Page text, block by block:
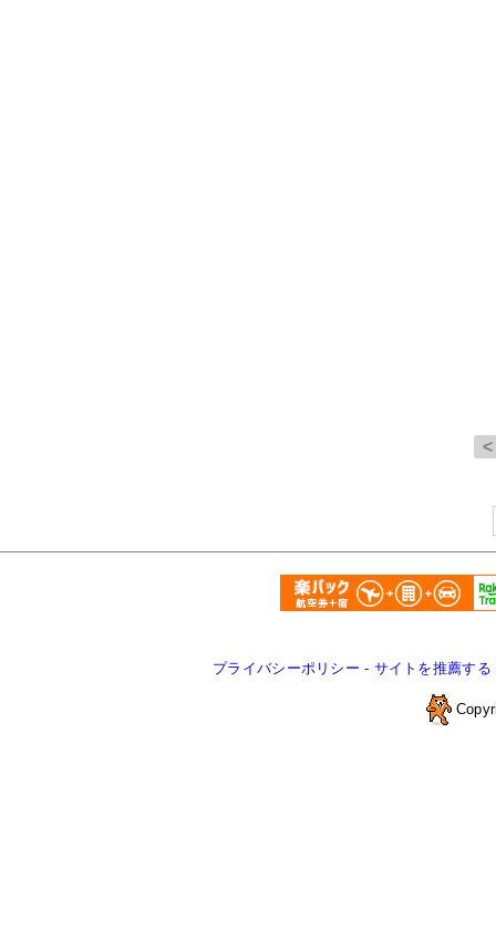
プライバシーポリシー - サイトを推薦する